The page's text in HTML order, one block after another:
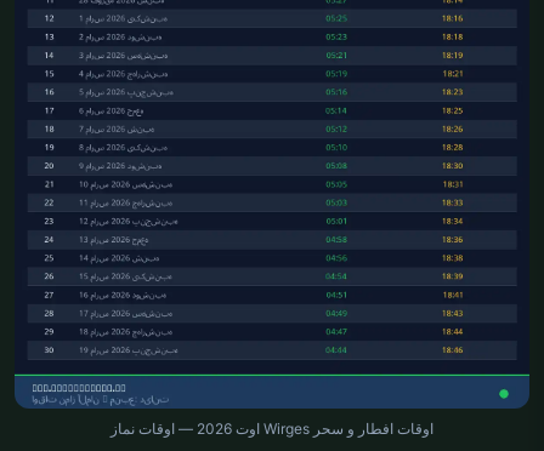
اوقات افطار و سحر Wirges اوت 2026 — اوقات نماز